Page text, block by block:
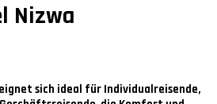
Nizwa
sich ideal für Individualreisende,